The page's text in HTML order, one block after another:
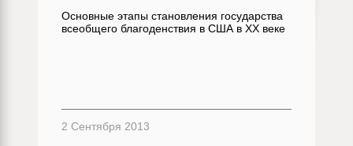
Основные этапы становления государства
всеобщего благоденствия в США в ХХ веке
2 Сентября 2013